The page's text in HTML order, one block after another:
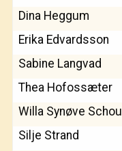
Dina Heggum
Erika Edvardsson
Sabine Langvad
Thea Hofossæter
Willa Synøve Schou
Silje Strand